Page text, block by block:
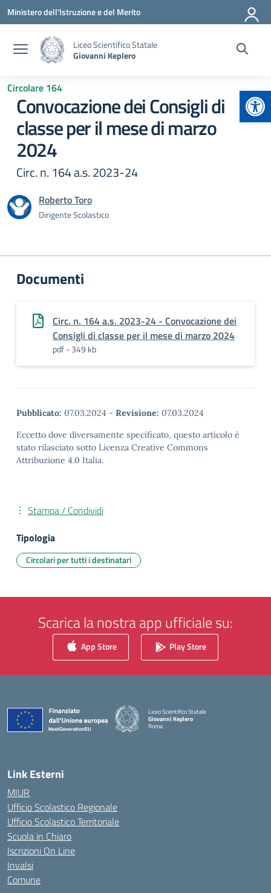
Vai ai contenuti
Vai al menu di navigazione
Vai al footer
Ministero dell'Istruzione e del Merito
Liceo Scientifico Statale
Giovanni Keplero
Circolare 164
Convocazione dei Consigli di
classe per il mese di marzo
2024
Circ. n. 164 a.s. 2023-24
Roberto Toro
Dirigente Scolastico
Documenti
Circ. n. 164 a.s. 2023-24 - Convocazione dei
Consigli di classe per il mese di marzo 2024
pdf - 349 kb
Pubblicato: 07.03.2024 - Revisione: 07.03.2024
Eccetto dove diversamente specificato, questo articolo è
stato rilasciato sotto Licenza Creative Commons
Attribuzione 4.0 Italia.
Stampa / Condividi
Tipologia
Circolari per tutti i destinatari
Scarica la nostra app ufficiale su:
App Store Play Store
Liceo Scientifico Statale
Giovanni Keplero
Roma
Link Esterni
MIUR
Ufficio Scolastico Regionale
Ufficio Scolastico Territoriale
Scuola in Chiaro
Iscrizioni On Line
Invalsi
Comune